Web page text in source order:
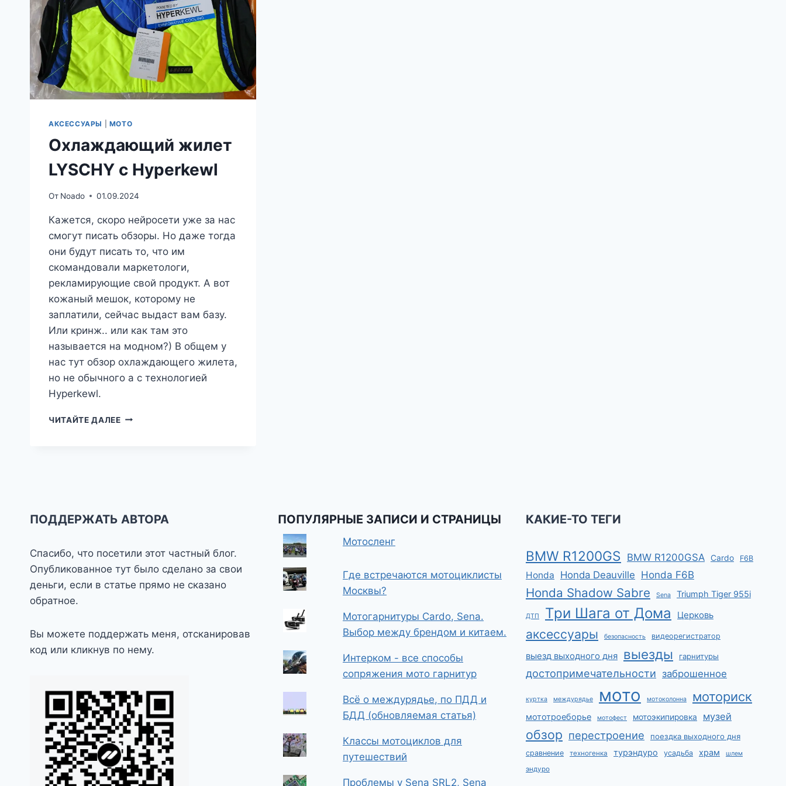
АКСЕССУАРЫ МОТО
Охлаждающий жилет
LYSCHY с Hyperkewl
От Noado 01.09.2024
Кажется, скоро нейросети уже за нас
смогут писать обзоры. Но даже тогда
они будут писать то, что им
скомандовали маркетологи,
рекламирующие свой продукт. А вот
кожаный мешок, которому не
заплатили, сейчас выдаст вам базу.
Или кринж.. или как там это
называется на модном?) В общем у
нас тут обзор охлаждающего жилета,
но не обычного а с технологией
Hyperkewl.
ЧИТАЙТЕ ДАЛЕЕОХЛАЖДАЮЩИЙ
ПОДДЕРЖАТЬ АВТОРА
Спасибо, что посетили этот частный блог.
Опубликованное тут было сделано за свои
деньги, если в статье прямо не сказано
обратное.
Вы можете поддержать меня, отсканировав
код или кликнув по нему.
ПОПУЛЯРНЫЕ ЗАПИСИ И СТРАНИЦЫ
Мотосленг
Где встречаются мотоциклисты
Москвы?
Мотогарнитуры Cardo, Sena.
Выбор между брендом и китаем.
Интерком - все способы
сопряжения мото гарнитур
Всё о междурядье, по ПДД и
БДД (обновляемая статья)
Классы мотоциклов для
путешествий
Проблемы у Sena SRL2, Sena
КАКИЕ-ТО ТЕГИ
BMW R1200GS BMW R1200GSA Cardo F6B
Honda Honda Deauville Honda F6B
Honda Shadow Sabre Sena Triumph Tiger 955i
ДТП Три Шага от Дома Церковь
аксессуары безопасность видеорегистратор
выезд выходного дня выезды гарнитуры
достопримечательности заброшенное
куртка междурядье мото мотоколонна моториск
мототроеборье мотофест мотоэкипировка музей
обзор перестроение поездка выходного дня
сравнение техногенка турэндуро усадьба храм шлем
эндуро